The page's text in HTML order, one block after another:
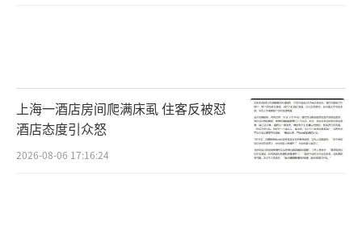
上海一酒店房间爬满床虱 住客反被怼
酒店态度引众怒
2026-08-06 17:16:24